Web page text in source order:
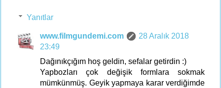
Yanıtlar
www.filmgundemi.com
28 Aralık 2018
23:49
Dağınıkçığım hoş geldin, sefalar getirdin :)
Yapbozları çok değişik formlara sokmak
mümkünmüş. Geyik yapmaya karar verdiğimde